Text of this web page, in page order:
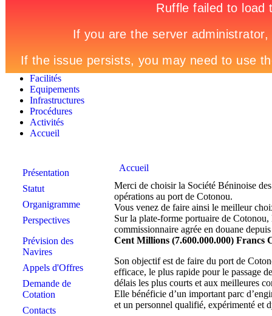
Facilités
Equipements
Infrastructures
Procédures
Activités
Accueil
Présentation
Statut
Organigramme
Perspectives
Prévision des
Navires
Appels d'Offres
Demande de
Cotation
Contacts
Accueil
Merci de choisir la Société Béninoise
opérations au port de Cotonou.
Vous venez de faire ainsi le meilleur
Sur la plate-forme portuaire de
commissionnaire agrée en douane
Cent Millions (7.600.000.000) Francs
Son objectif est de faire du port de
efficace, le plus rapide pour le passage
délais les plus courts et aux meilleures
Elle bénéficie d’un important parc
et un personnel qualifié, expérimenté et